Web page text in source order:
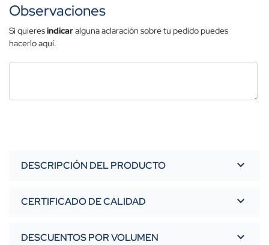
Observaciones
Si quieresindicaralguna aclaración sobre tu pedido puedes
hacerlo aquí.
DESCRIPCIÓN DEL PRODUCTO
CERTIFICADO DE CALIDAD
DESCUENTOS POR VOLUMEN